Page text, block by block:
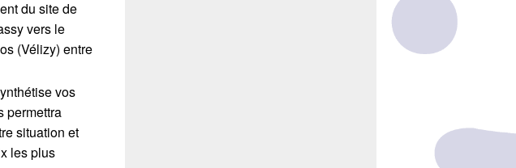
du site de
vers le
(Vélizy) entre
vos
permettra
situation et
les plus